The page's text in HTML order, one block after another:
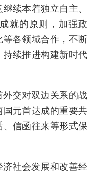
续本着独立自主、
就的原则，加强政
各领域合作，不断
续推进构建新时代
交对双边关系的战
元首达成的重要共
信函往来等形式保
社会发展和改善经